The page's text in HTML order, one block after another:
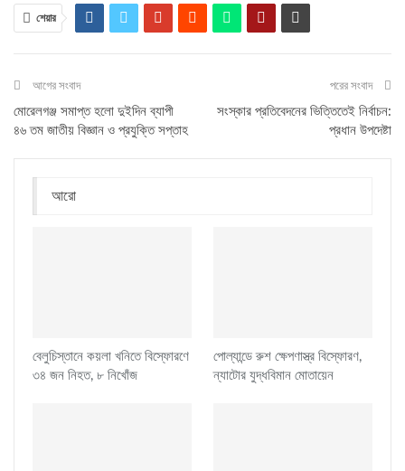
শেয়ার
আগের সংবাদ
মোরেলগঞ্জ সমাপ্ত হলো দুইদিন ব্যাপী
৪৬ তম জাতীয় বিজ্ঞান ও প্রযুক্তি সপ্তাহ
পরের সংবাদ
সংস্কার প্রতিবেদনের ভিত্তিতেই নির্বাচন:
প্রধান উপদেষ্টা
আরো
বেলুচিস্তানে কয়লা খনিতে বিস্ফোরণে
৩৪ জন নিহত, ৮ নিখোঁজ
পোল্যান্ডে রুশ ক্ষেপণাস্ত্র বিস্ফোরণ,
ন্যাটোর যুদ্ধবিমান মোতায়েন